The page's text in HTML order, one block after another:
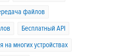
файлов
Бесплатный API
на многих устройствах